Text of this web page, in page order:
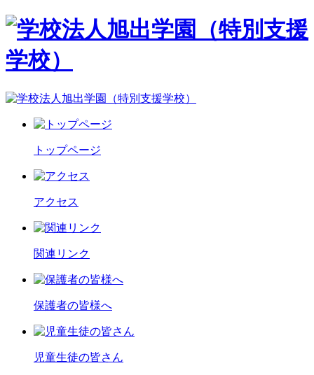
トップページ
アクセス
関連リンク
保護者の皆様へ
児童生徒の皆さん